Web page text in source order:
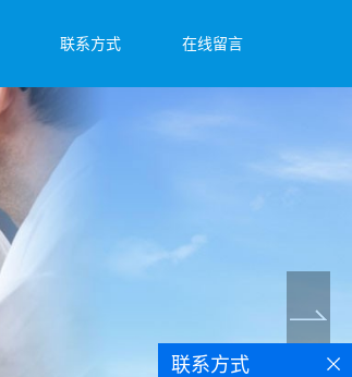
联系方式 在线留言
联系方式